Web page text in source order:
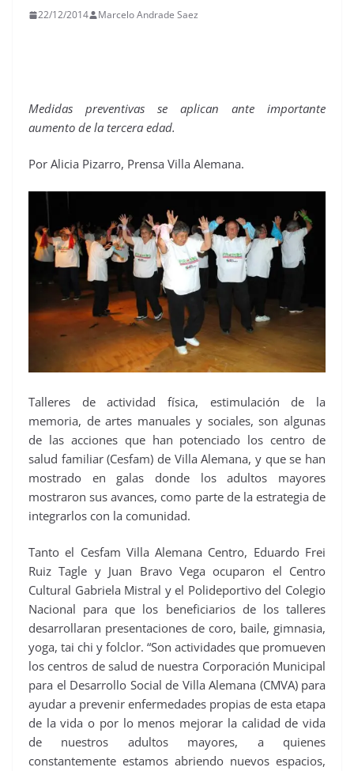
22/12/2014 Marcelo Andrade Saez
Medidas preventivas se aplican ante importante
aumento de la tercera edad.
Por Alicia Pizarro, Prensa Villa Alemana.
Talleres de actividad física, estimulación de la
memoria, de artes manuales y sociales, son algunas
de las acciones que han potenciado los centro de
salud familiar (Cesfam) de Villa Alemana, y que se han
mostrado en galas donde los adultos mayores
mostraron sus avances, como parte de la estrategia de
integrarlos con la comunidad.
Tanto el Cesfam Villa Alemana Centro, Eduardo Frei
Ruiz Tagle y Juan Bravo Vega ocuparon el Centro
Cultural Gabriela Mistral y el Polideportivo del Colegio
Nacional para que los beneficiarios de los talleres
desarrollaran presentaciones de coro, baile, gimnasia,
yoga, tai chi y folclor. “Son actividades que promueven
los centros de salud de nuestra Corporación Municipal
para el Desarrollo Social de Villa Alemana (CMVA) para
ayudar a prevenir enfermedades propias de esta etapa
de la vida o por lo menos mejorar la calidad de vida
de nuestros adultos mayores, a quienes
constantemente estamos abriendo nuevos espacios,